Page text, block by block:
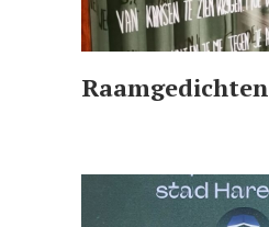
Raamgedichten